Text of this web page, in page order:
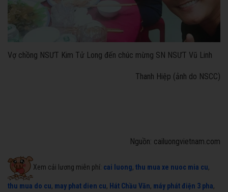
Vợ chồng NSƯT Kim Tử Long đến chúc mừng SN NSƯT Vũ Linh
Thanh Hiệp (ảnh do NSCC)
Nguồn: cailuongvietnam.com
Xem cải lương miễn phí: cai luong, thu mua xe nuoc mia cu,
thu mua do cu, may phat dien cu, Hát Chầu Văn, máy phát điện 3 pha,